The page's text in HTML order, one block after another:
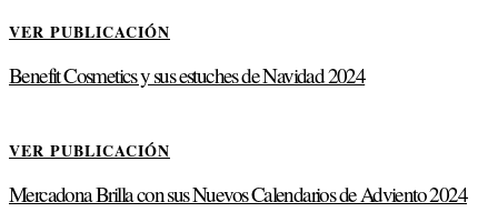
VER PUBLICACIÓN
Benefit Cosmetics y sus estuches de Navidad 2024
VER PUBLICACIÓN
Mercadona Brilla con sus Nuevos Calendarios de Adviento 2024